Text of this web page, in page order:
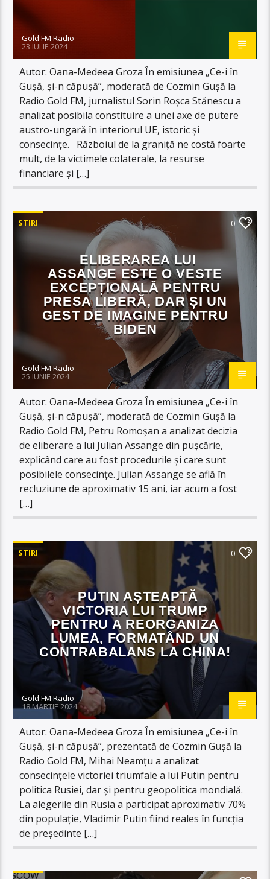
Gold FM Radio
23 IULIE 2024
Autor: Oana-Medeea Groza În emisiunea „Ce-i în
Gușă, și-n căpușă”, moderată de Cozmin Gușă la
Radio Gold FM, jurnalistul Sorin Roșca Stănescu a
analizat posibila constituire a unei axe de putere
austro-ungară în interiorul UE, istoric și
consecințe. Războiul de la graniță ne costă foarte
mult, de la victimele colaterale, la resurse
financiare și […]
STIRI 0
ELIBERAREA LUI
ASSANGE ESTE O VESTE
EXCEPȚIONALĂ PENTRU
PRESA LIBERĂ, DAR ȘI UN
GEST DE IMAGINE PENTRU
BIDEN
Gold FM Radio
25 IUNIE 2024
Autor: Oana-Medeea Groza În emisiunea „Ce-i în
Gușă, și-n căpușă”, moderată de Cozmin Gușă la
Radio Gold FM, Petru Romoșan a analizat decizia
de eliberare a lui Julian Assange din pușcărie,
explicând care au fost procedurile și care sunt
posibilele consecințe. Julian Assange se află în
recluziune de aproximativ 15 ani, iar acum a fost
[…]
STIRI 0
PUTIN AȘTEAPTĂ
VICTORIA LUI TRUMP
PENTRU A REORGANIZA
LUMEA, FORMATÂND UN
CONTRABALANS LA CHINA!
Gold FM Radio
18 MARTIE 2024
Autor: Oana-Medeea Groza În emisiunea „Ce-i în
Gușă, și-n căpușă”, prezentată de Cozmin Gușă la
Radio Gold FM, Mihai Neamțu a analizat
consecințele victoriei triumfale a lui Putin pentru
politica Rusiei, dar și pentru geopolitica mondială.
La alegerile din Rusia a participat aproximativ 70%
din populație, Vladimir Putin fiind reales în funcția
de președinte […]